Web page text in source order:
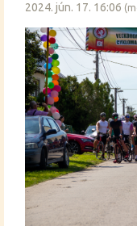
2024. jún. 17. 16:06